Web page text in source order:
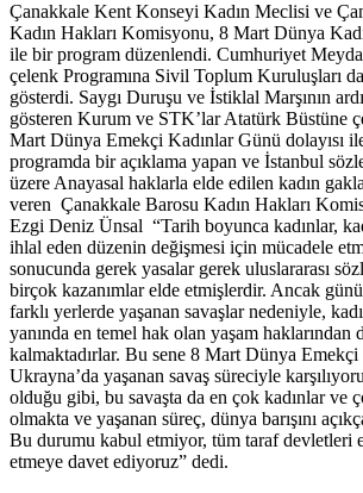
Çanakkale Kent Konseyi Kadın Meclisi ve
Kadın Hakları Komisyonu, 8 Mart Dünya
ile bir program düzenlendi. Cumhuriyet
çelenk Programına Sivil Toplum Kuruluşları
gösterdi. Saygı Duruşu ve İstiklal Marşının
gösteren Kurum ve STK’lar Atatürk Büstüne
Mart Dünya Emekçi Kadınlar Günü dolayısı
programda bir açıklama yapan ve İstanbul
üzere Anayasal haklarla elde edilen kadın
veren Çanakkale Barosu Kadın Hakları
Ezgi Deniz Ünsal “Tarih boyunca kadınlar,
ihlal eden düzenin değişmesi için mücadele
sonucunda gerek yasalar gerek uluslararası
birçok kazanımlar elde etmişlerdir. Ancak
farklı yerlerde yaşanan savaşlar nedeniyle,
yanında en temel hak olan yaşam haklarından
kalmaktadırlar. Bu sene 8 Mart Dünya Emekçi
Ukrayna’da yaşanan savaş süreciyle
olduğu gibi, bu savaşta da en çok kadınlar ve
olmakta ve yaşanan süreç, dünya barışını
Bu durumu kabul etmiyor, tüm taraf devletleri
etmeye davet ediyoruz” dedi.